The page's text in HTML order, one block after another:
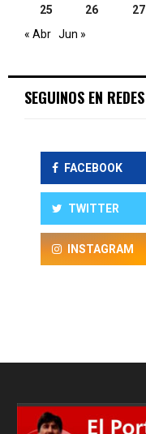
25 26 27
« Abr Jun »
SEGUINOS EN REDES
FACEBOOK
TWITTER
INSTAGRAM